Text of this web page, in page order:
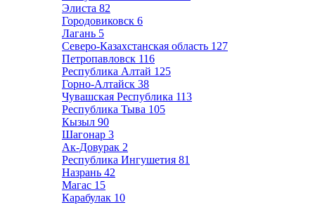
Элиста 82
Городовиковск 6
Лагань 5
Северо-Казахстанская область 127
Петропавловск 116
Республика Алтай 125
Горно-Алтайск 38
Чувашская Республика 113
Республика Тыва 105
Кызыл 90
Шагонар 3
Ак-Довурак 2
Республика Ингушетия 81
Назрань 42
Магас 15
Карабулак 10